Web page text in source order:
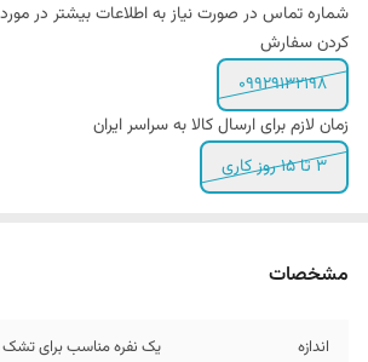
شماره تماس در صورت نیاز به اطلاعات بیشتر در
کردن سفارش
09929132198
زمان لازم برای ارسال کالا به سراسر ایران
3 تا 15 روز کاری
مشخصات
اندازه یک نفره مناسب برای تشک 90 و ۱۲0